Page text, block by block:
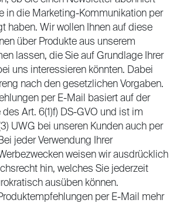
in die Marketing-Kommunikation per
haben. Wir wollen Ihnen auf diese
über Produkte aus unserem
lassen, die Sie auf Grundlage Ihrer
uns interessieren könnten. Dabei
nach den gesetzlichen Vorgaben.
per E-Mail basiert auf der
Art. 6(1)f) DS-GVO und ist im
UWG bei unseren Kunden auch per
jeder Verwendung Ihrer
weisen wir ausdrücklich
hin, welches Sie jederzeit
ausüben können.
per E-Mail mehr